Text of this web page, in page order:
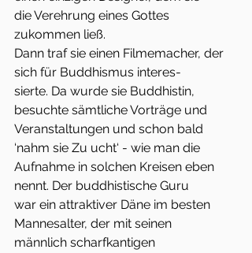
die Verehrung eines Gottes
zukommen ließ.
Dann traf sie einen Filmemacher, der
sich für Buddhismus interes-
sierte. Da wurde sie Buddhistin,
besuchte sämtliche Vorträge und
Veranstaltungen und schon bald
‘nahm sie Zu ucht‘ - wie man die
Aufnahme in solchen Kreisen eben
nennt. Der buddhistische Guru
war ein attraktiver Däne im besten
Mannesalter, der mit seinen
männlich scharfkantigen